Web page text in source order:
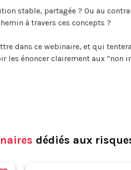
stable, partagée ? Ou au
à travers ces concepts ?
dans ce webinaire, et qui
les énoncer clairement aux “non
dédiés aux